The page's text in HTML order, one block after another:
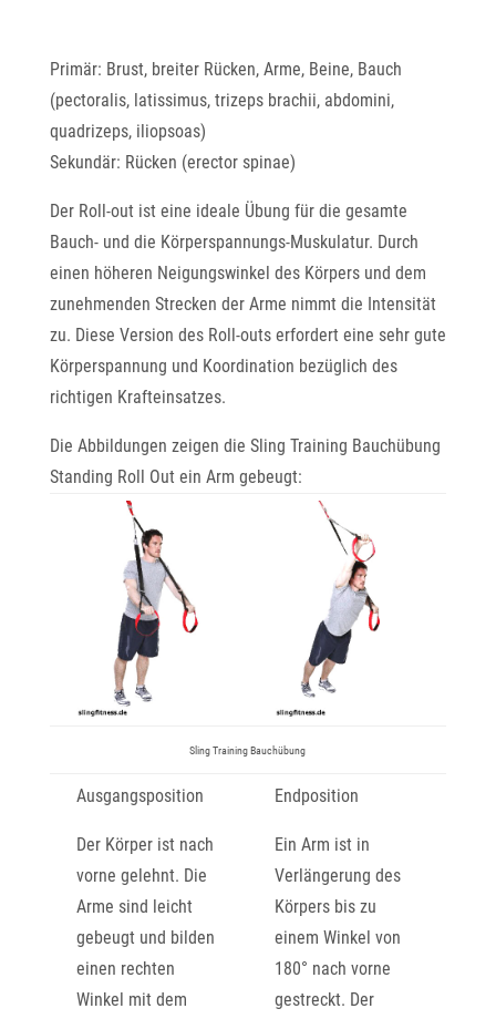
Primär: Brust, breiter Rücken, Arme, Beine, Bauch
(pectoralis, latissimus, trizeps brachii, abdomini,
quadrizeps, iliopsoas)
Sekundär: Rücken (erector spinae)
Der Roll-out ist eine ideale Übung für die gesamte
Bauch- und die Körperspannungs-Muskulatur. Durch
einen höheren Neigungswinkel des Körpers und dem
zunehmenden Strecken der Arme nimmt die Intensität
zu. Diese Version des Roll-outs erfordert eine sehr gute
Körperspannung und Koordination bezüglich des
richtigen Krafteinsatzes.
Die Abbildungen zeigen die Sling Training Bauchübung
Standing Roll Out ein Arm gebeugt:
Sling Training Bauchübung
Ausgangsposition
Der Körper ist nach
vorne gelehnt. Die
Arme sind leicht
gebeugt und bilden
einen rechten
Winkel mit dem
Endposition
Ein Arm ist in
Verlängerung des
Körpers bis zu
einem Winkel von
180° nach vorne
gestreckt. Der